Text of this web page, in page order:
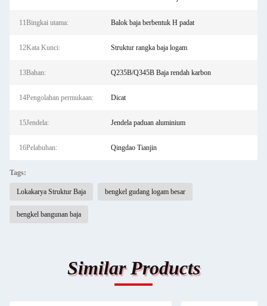
11Bingkai utama: Balok baja berbentuk H padat
12Kata Kunci: Struktur rangka baja logam
13Bahan: Q235B/Q345B Baja rendah karbon
14Pengolahan permukaan: Dicat
15Jendela: Jendela paduan aluminium
16Pelabuhan: Qingdao Tianjin
Tags:
Lokakarya Struktur Baja bengkel gudang logam besar
bengkel bangunan baja
Similar Products